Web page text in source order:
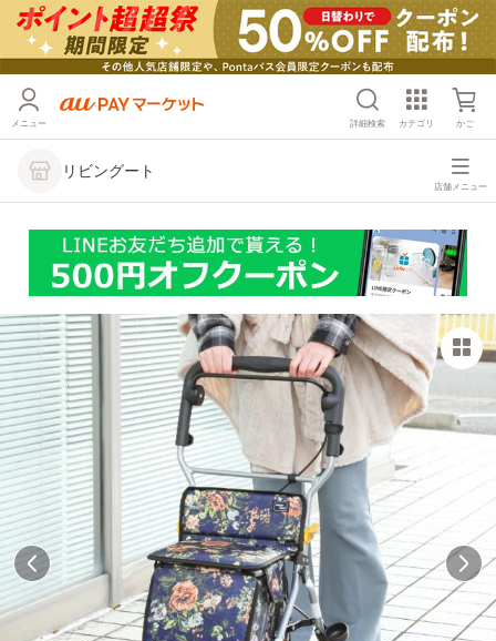
メニュー 詳細検索 カテゴリ かご
リビングート
店舗メニュー